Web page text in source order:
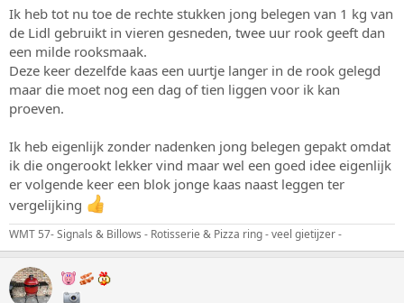
Ik heb tot nu toe de rechte stukken jong belegen van 1 kg van
de Lidl gebruikt in vieren gesneden, twee uur rook geeft dan
een milde rooksmaak.
Deze keer dezelfde kaas een uurtje langer in de rook gelegd
maar die moet nog een dag of tien liggen voor ik kan
proeven.
Ik heb eigenlijk zonder nadenken jong belegen gepakt omdat
ik die ongerookt lekker vind maar wel een goed idee eigenlijk
er volgende keer een blok jonge kaas naast leggen ter
vergelijking
WMT 57- Signals & Billows - Rotisserie & Pizza ring - veel gietijzer -